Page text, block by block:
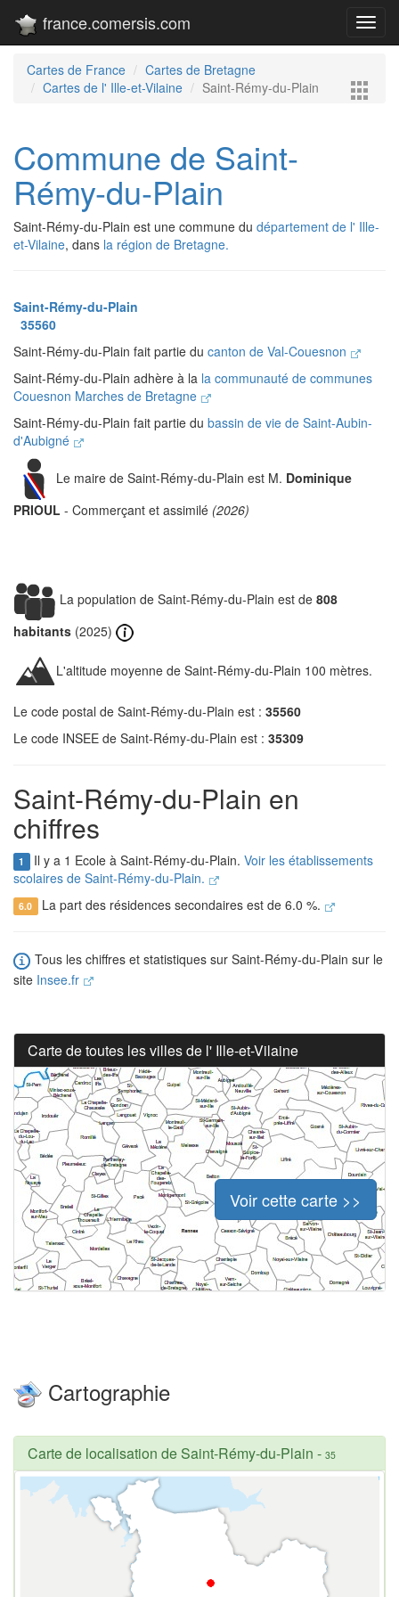
france.comersis.com
Cartes de France
Cartes de Bretagne
Cartes de l' Ille-et-Vilaine
Saint-Rémy-du-Plain
Commune de Saint-
Rémy-du-Plain
Saint-Rémy-du-Plain est une commune du département de l' Ille-
et-Vilaine, dans la région de Bretagne.
Saint-Rémy-du-Plain
35560
Saint-Rémy-du-Plain fait partie du canton de Val-Couesnon
Saint-Rémy-du-Plain adhère à la la communauté de communes
Couesnon Marches de Bretagne
Saint-Rémy-du-Plain fait partie du bassin de vie de Saint-Aubin-
d'Aubigné
Le maire de Saint-Rémy-du-Plain est M. Dominique
PRIOUL - Commerçant et assimilé (2026)
La population de Saint-Rémy-du-Plain est de 808
habitants (2025)
L'altitude moyenne de Saint-Rémy-du-Plain 100 mètres.
Le code postal de Saint-Rémy-du-Plain est : 35560
Le code INSEE de Saint-Rémy-du-Plain est : 35309
Saint-Rémy-du-Plain en
chiffres
1 Il y a 1 Ecole à Saint-Rémy-du-Plain. Voir les établissements
scolaires de Saint-Rémy-du-Plain.
6.0 La part des résidences secondaires est de 6.0 %.
Tous les chiffres et statistiques sur Saint-Rémy-du-Plain sur le
site Insee.fr
Carte de toutes les villes de l' Ille-et-Vilaine
Voir cette carte >>
Cartographie
Carte de localisation de Saint-Rémy-du-Plain - 35